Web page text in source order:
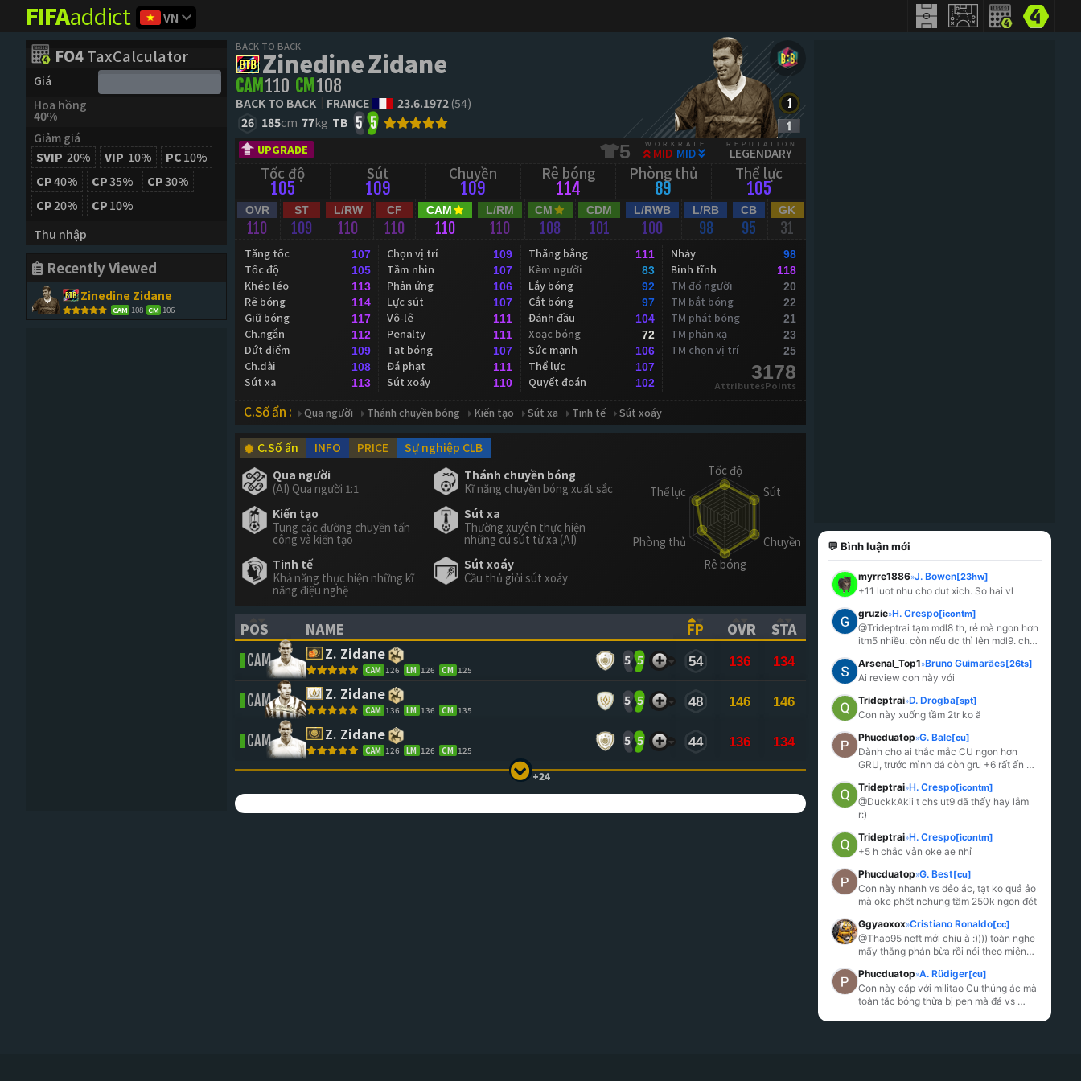
FIFAaddict VN
FO4TaxCalculator
Giá
Hoa hồng
40%
Giảm giá
SVIP 20% VIP 10% PC 10%
CP40% CP35% CP30%
CP20% CP 10%
Thu nhập
Recently Viewed
Zinedine Zidane
CAM 108 CM 106
BACK TO BACK
Zinedine Zidane
CAM 110 CM 108
BACK TO BACK FRANCE 23.6.1972(54)
26 185cm 77kg TB 5 5
UPGRADE 5 WORKRATE
MID MID
REPUTATION
LEGENDARY
Tốc độ
105
Sút
109
Chuyền
109
Rê bóng
114
Phòng thủ
89
Thể lực
105
OVR
110
ST
109
L/RW
110
CF
110
CAM
110
L/RM
110
CM
108
CDM
101
L/RWB
100
L/RB
98
CB
95
GK
31
Tăng tốc 107
Tốc độ 105
Khéo léo 113
Rê bóng 114
Giữ bóng 117
Ch.ngắn 112
Dứt điểm 109
Ch.dài 108
Sút xa 113
Chọn vị trí 109
Tầm nhìn 107
Phản ứng 106
Lực sút 107
Vô-lê 111
Penalty 111
Tạt bóng 107
Đá phạt 111
Sút xoáy 110
Thăng bằng 111
Kèm người 83
Lắy bóng 92
Cắt bóng 97
Đánh đầu 104
Xoạc bóng 72
Sức mạnh 106
Thể lực 107
Quyết đoán 102
Nhảy 98
Binh tĩnh 118
TM đổ người 20
TM bắt bóng 22
TM phát bóng 21
TM phản xạ 23
TM chọn vị trí 25
3178
AttributesPoints
C.Số ẩn : Qua người Thánh chuyền bóng Kiến tạo Sút xa Tinh tế Sút xoáy
C.Số ẩn INFO PRICE
Sự nghiệp CLB
Qua người
(AI) Qua người 1:1
Thánh chuyền bóng
Kĩ năng chuyền bóng xuất sắc
Kiến tạo
Tung các đường chuyền tấn
công và kiến tạo
Sút xa
Thường xuyên thực hiện
những cú sút từ xa (AI)
Tinh tế
Khả năng thực hiện những kĩ
năng điệu nghệ
Sút xoáy
Cầu thủ giỏi sút xoáy
POS
(CLICK TO SORT ASCENDING)
NAME
(CLICK TO SORT ASCENDING)
FP
(CLICK TO SORT ASCENDING)
OVR
(CLICK TO SORT ASCENDING)
STA
(CLICK TO SORT ASCENDING)
CAM Z. Zidane
CAM 126 LM 126 CM 125
5 5 54 136 134
CAM Z. Zidane
CAM 136 LM 136 CM 135
5 5 48 146 146
CAM Z. Zidane
CAM 126 LM 126 CM 125
5 5 44 136 134
+24
💬 Bình luận mới
myrre1886»J. Bowen[23hw]
+11 luot nhu cho dut xich. So hai vl
gruzie»H. Crespo[icontm]
@Trideptrai tạm mdl8 th, rẻ mà ngon hơn
itm5 nhiều. còn nếu dc thì lên mdl9. chứ
Arsenal_Top1»Bruno Guimarães[26ts]
Ai review con này với
Trideptrai»D. Drogba[spt]
Con này xuống tầm 2tr ko ă
Phucduatop»G. Bale[cu]
Dành cho ai thắc mắc CU ngon hơn
GRU, trước mình đá còn gru +6 rất ấn
nên mình đá...
Trideptrai»H. Crespo[icontm]
@DuckkAkii t chs ut9 đã thấy hay lắm
r:)
Trideptrai»H. Crespo[icontm]
+5 h chắc vẫn oke ae nhỉ
Phucduatop»G. Best[cu]
Con này nhanh vs dẻo ác, tạt ko quả ảo
mà oke phết nchung tầm 250k ngon đét
Ggyaoxox»Cristiano Ronaldo[cc]
@Thao95 neft mới chịu à :)))) toàn nghe
mấy thằng phán bừa rồi nói theo miệng,
cao...
Phucduatop»A. Rüdiger[cu]
Con này cặp với militao Cu thủng ác mà
toàn tắc bóng thừa bị pen mà đá vs